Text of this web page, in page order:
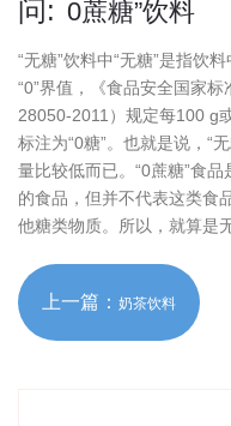
问: 0蔗糖”饮料
“无糖”饮料中“无糖”是指饮
“0”界值，《食品安全国家
28050-2011）规定每100 g
标注为“0糖”。也就是说，“
量比较低而已。“0蔗糖”食
的食品，但并不代表这类食
他糖类物质。所以，就算是
上一篇： 奶茶饮料